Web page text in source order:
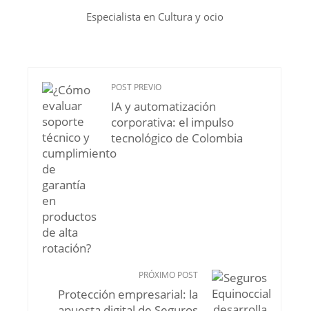
Especialista en Cultura y ocio
POST PREVIO
IA y automatización
corporativa: el impulso
tecnológico de Colombia
PRÓXIMO POST
Protección empresarial: la